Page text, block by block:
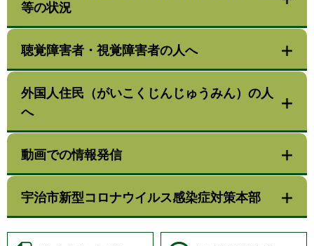
等の状況
聴覚障害者・視覚障害者の人へ
外国人住民（がいこくじんじゅうみん）の人
へ
動画での情報発信
宇治市新型コロナウイルス感染症対策本部